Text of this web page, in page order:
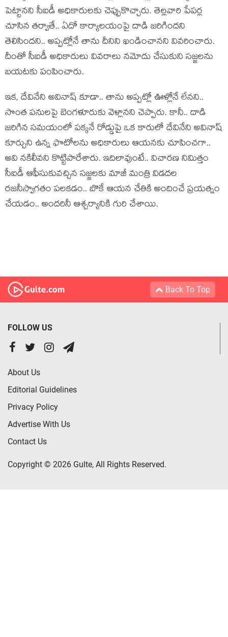
పెట్టాన‌ని సీఐడీ అధికారులకు చెప్పుకొచ్చారు. తెల్ల‌వారి పేప‌ర్ల
చూసిన త‌ర్వాతే.. ఏదో కార్యాల‌యంపై దాడి జ‌రిగింద‌ని
తెలిసింద‌ని.. అప్ప‌ట్లోనే తాను దీనిని ఖండించాన‌ని వివ‌రించారు.
దీంతో సీఐడీ అధికారులు వివ‌రాలు న‌మోదు చేసుకుని స‌జ్జ‌ల‌ను
బ‌య‌ట‌కు పంపించారు.
ఇక‌, దేవినేని అవినాష్ కూడా.. తాను అప్ప‌ట్లో ఊళ్లోనే లేన‌ని..
సొంత ప‌నుల‌పై బెంగ‌ళూరుకు వెళ్లాన‌ని చెప్పారు. కానీ.. దాడి
జ‌రిగిన స‌మ‌యంలో ప‌క్క‌నే రోడ్డుపై ఒక కారులో దేవినేని అవినాష్
కూర్చుని ఉన్న ఫొటోల‌ను అధికారులు ఆయ‌న‌కు చూపించ‌గా..
అవి న‌కిలీవ‌ని కొట్టిపారేశారు. ఇదిలావుంటే.. విచార‌ణ నిమిత్తం
సీఐడీ ఆఫీసుకువ‌చ్చిన స‌జ్జ‌ల‌కు మాజీ మంత్రి విడ‌ద‌ల
ర‌జ‌నీస్వాగ‌తం ప‌ల‌కడం.. బొకే ఆయ‌న చేతికి అందించే ప్ర‌య‌త్నం
చేయ‌డం.. అంద‌రినీ ఆశ్చ‌ర్యానికి గురి చేశాయి.
Back To Top
FOLLOW US
About Us
Editorial Guidelines
Privacy Policy
Advertise With Us
Contact Us
Copyright © 2026 Gulte, All Rights Reserved.